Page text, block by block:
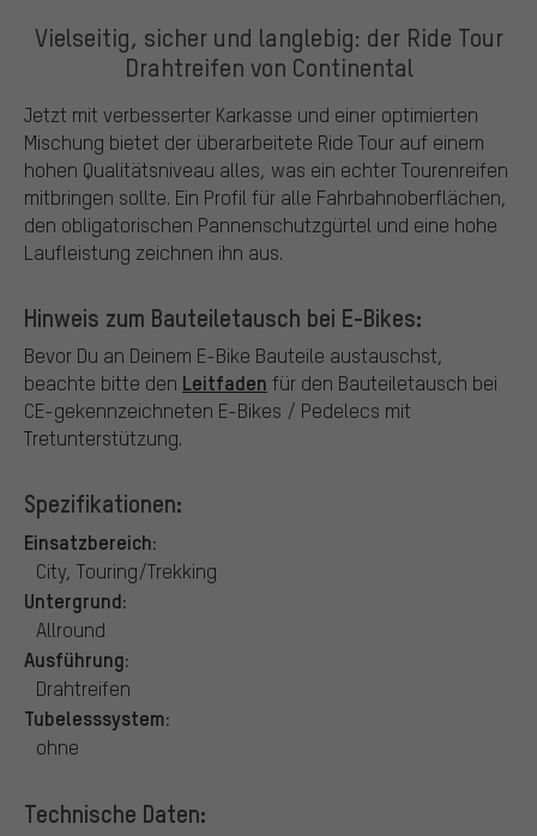
Vielseitig, sicher und langlebig: der Ride Tour
Drahtreifen von Continental
Jetzt mit verbesserter Karkasse und einer optimierten
Mischung bietet der überarbeitete Ride Tour auf einem
hohen Qualitätsniveau alles, was ein echter Tourenreifen
mitbringen sollte. Ein Profil für alle Fahrbahnoberflächen,
den obligatorischen Pannenschutzgürtel und eine hohe
Laufleistung zeichnen ihn aus.
Hinweis zum Bauteiletausch bei E-Bikes:
Bevor Du an Deinem E-Bike Bauteile austauschst,
beachte bitte den Leitfaden für den Bauteiletausch bei
CE-gekennzeichneten E-Bikes / Pedelecs mit
Tretunterstützung.
Spezifikationen:
Einsatzbereich:
City, Touring/Trekking
Untergrund:
Allround
Ausführung:
Drahtreifen
Tubelesssystem:
ohne
Technische Daten: